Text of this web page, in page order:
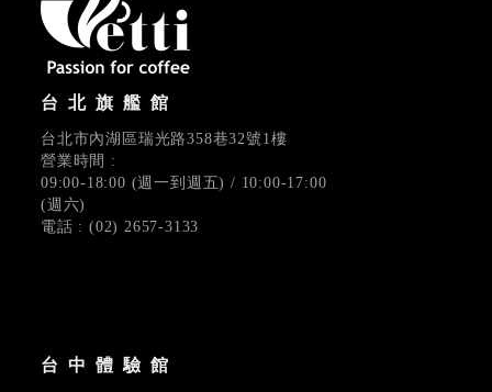
台北旗艦館
台北市內湖區瑞光路358巷32號1樓
營業時間 :
09:00-18:00 (週一到週五) / 10:00-17:00
(週六)
電話 : (02) 2657-3133
台中體驗館